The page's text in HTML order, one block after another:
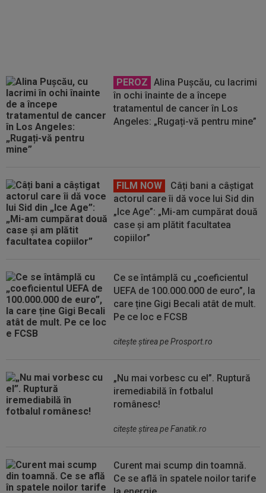
PEROZ Alina Pușcău, cu lacrimi
în ochi înainte de a începe
tratamentul de cancer în Los
Angeles: „Rugați-vă pentru mine”
FILM NOW
Câți bani a câștigat
actorul care îi dă voce lui Sid din
„Ice Age”: „Mi-am cumpărat două
case și am plătit facultatea
copiilor”
Ce se întâmplă cu „coeficientul
UEFA de 100.000.000 de euro”, la
care ține Gigi Becali atât de mult.
Pe ce loc e FCSB
citeşte ştirea pe Prosport.ro
„Nu mai vorbesc cu el”. Ruptură
iremediabilă în fotbalul
românesc!
citeşte ştirea pe Fanatik.ro
Curent mai scump din toamnă.
Ce se află în spatele noilor tarife